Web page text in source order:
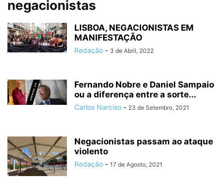
negacionistas
LISBOA, NEGACIONISTAS EM
MANIFESTAÇÃO
Redação - 3 de Abril, 2022
Fernando Nobre e Daniel Sampaio
ou a diferença entre a sorte...
Carlos Narciso - 23 de Setembro, 2021
Negacionistas passam ao ataque
violento
Redação - 17 de Agosto, 2021